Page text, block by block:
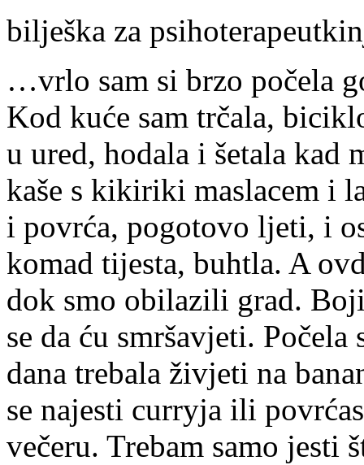
bilješka za
…vrlo sam si brzo počela
Kod kuće sam trčala,
u ured, hodala i šetala kad
kaše s kikiriki maslacem i
i povrća, pogotovo ljeti, i
komad tijesta, buhtla. A
dok smo obilazili grad.
se da ću smršavjeti.
dana trebala živjeti na
se najesti curryja ili
večeru. Trebam samo jesti